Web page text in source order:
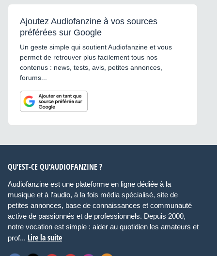
Ajoutez Audiofanzine à vos sources
préférées sur Google
Un geste simple qui soutient Audiofanzine et vous
permet de retrouver plus facilement tous nos
contenus : news, tests, avis, petites annonces,
forums...
QU’EST-CE QU’AUDIOFANZINE ?
Audiofanzine est une plateforme en ligne dédiée à la
musique et à l’audio, à la fois média spécialisé, site de
petites annonces, base de connaissances et communauté
active de passionnés et de professionnels. Depuis 2000,
notre vocation est simple : aider au quotidien les amateurs et
prof... Lire la suite